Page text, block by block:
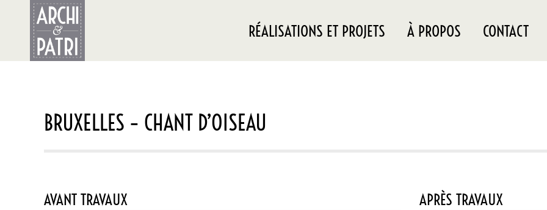
RÉALISATIONS ET PROJETS À PROPOS CONTACT
BRUXELLES – CHANT D’OISEAU
AVANT TRAVAUX APRÈS TRAVAUX